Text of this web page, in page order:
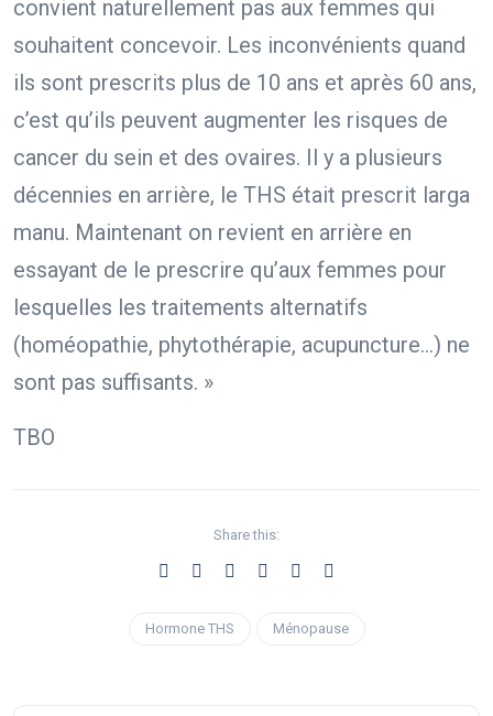
convient naturellement pas aux femmes qui
souhaitent concevoir. Les inconvénients quand
ils sont prescrits plus de 10 ans et après 60 ans,
c’est qu’ils peuvent augmenter les risques de
cancer du sein et des ovaires. Il y a plusieurs
décennies en arrière, le THS était prescrit larga
manu. Maintenant on revient en arrière en
essayant de le prescrire qu’aux femmes pour
lesquelles les traitements alternatifs
(homéopathie, phytothérapie, acupuncture…) ne
sont pas suffisants. »
TBO
Share this:
Hormone THS Ménopause